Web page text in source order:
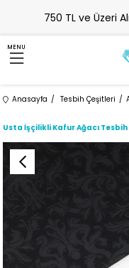
750 TL ve Üzeri
MENU
Anasayfa Tesbih Çeşitleri
Usta İşçilikli Kafur Ağacı Tesbih